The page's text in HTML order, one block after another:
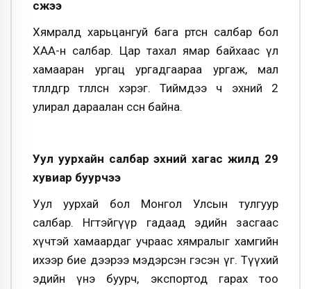
өсжээ
Хямралд харьцангуй бага өртсөн салбар бол
ХАА-н салбар. Цар тахал ямар байхаас үл
хамааран ургац ургадгаараа ургаж, мал
төллөдгөөрөө төллөсөн хэрэг. Тиймдээ ч эхний 2
улирал дараалан өссөн байна.
Уул уурхайн салбар эхний хагас жилд 29
хувиар буурчээ
Уул уурхай бол Монгол Улсын тулгуур
салбар. Нөгөөтэйгүүр гадаад эдийн засгаас
хүчтэй хамаардаг учраас хямралыг хамгийн
ихээр бие дээрээ мэдэрсэн гэсэн үг. Түүхий
эдийн үнэ буурч, экспортод гарах тоо